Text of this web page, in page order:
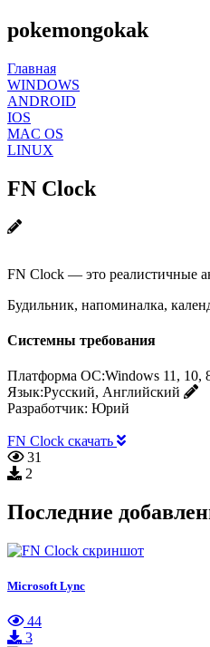
pokemongokak
Главная
WINDOWS
ANDROID
IOS
MAC OS
LINUX
FN Clock
FN Clock — это реалистичные
Будильник, напоминалка,
Системны требования
Платформа ОС:Windows 11, 10,
Язык:Русский, Английский
Разработчик: Юрий
FN Clock скачать
31
2
Последние
Microsoft Lync
44
3